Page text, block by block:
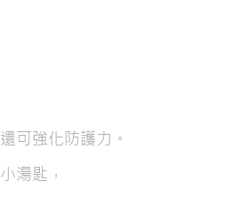
可強化防護力。
湯匙，